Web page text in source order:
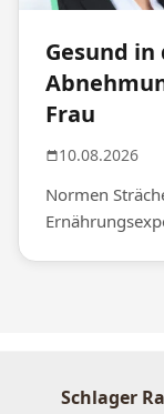
Gesund in
Frau
10.08.2026
Normen
Schlager